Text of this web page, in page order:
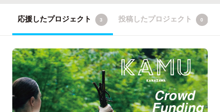
応援したプロジェクト 3 投稿したプロジェクト 0